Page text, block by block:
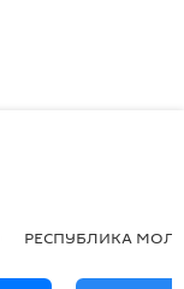
РЕСПУБЛИКА